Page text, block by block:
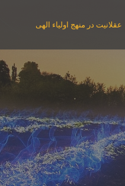
عقلانیت در منهج اولیاء الهی